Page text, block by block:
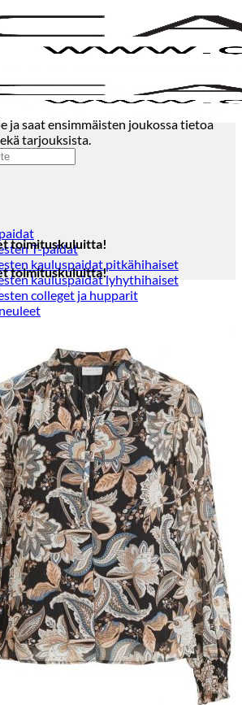
T-paidat
kauluspaidat pitkähihaiset
kauluspaidat lyhythihaiset
colleget ja hupparit
ja blazerit
housut
farkut
collegehousut
shortsit
ja olkaimet
rusetit ja taskuliinat
päähineet, huivit ja käsineet
ja alusvaatteet
alusvaatteet
sukat
yöasut
aamutakit ja kylpytakit
nahkatakit
kevät-ja syystakit
villakangastakit
talvitakit
ja saat ensimmäisten joukossa tietoa
tarjouksista.
toimituskuluitta!
toimituskuluitta!